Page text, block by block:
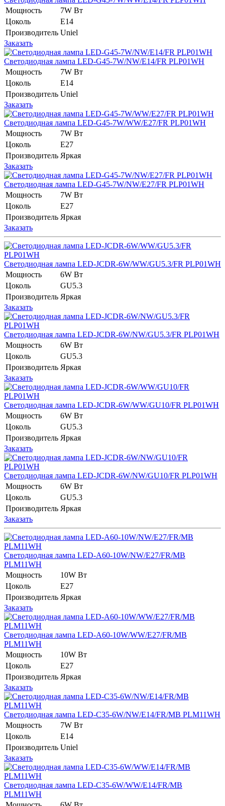
Мощность
7W Вт
Цоколь
E14
Производитель Uniel
Заказать
Светодиодная лампа LED-G45-7W/NW/E14/FR PLP01WH
Мощность
7W Вт
Цоколь
E14
Производитель Uniel
Заказать
Светодиодная лампа LED-G45-7W/WW/E27/FR PLP01WH
Мощность
7W Вт
Цоколь
E27
Производитель Яркая
Заказать
Светодиодная лампа LED-G45-7W/NW/E27/FR PLP01WH
Мощность
7W Вт
Цоколь
E27
Производитель Яркая
Заказать
Светодиодная лампа LED-JCDR-6W/WW/GU5.3/FR PLP01WH
Мощность
6W Вт
Цоколь
GU5.3
Производитель Яркая
Заказать
Светодиодная лампа LED-JCDR-6W/NW/GU5.3/FR PLP01WH
Мощность
6W Вт
Цоколь
GU5.3
Производитель Яркая
Заказать
Светодиодная лампа LED-JCDR-6W/WW/GU10/FR PLP01WH
Мощность
6W Вт
Цоколь
GU5.3
Производитель Яркая
Заказать
Светодиодная лампа LED-JCDR-6W/NW/GU10/FR PLP01WH
Мощность
6W Вт
Цоколь
GU5.3
Производитель Яркая
Заказать
Светодиодная лампа LED-A60-10W/NW/E27/FR/MB
PLM11WH
Мощность
10W Вт
Цоколь
E27
Производитель Яркая
Заказать
Светодиодная лампа LED-A60-10W/WW/E27/FR/MB
PLM11WH
Мощность
10W Вт
Цоколь
E27
Производитель Яркая
Заказать
Светодиодная лампа LED-C35-6W/NW/E14/FR/MB PLM11WH
Мощность
7W Вт
Цоколь
E14
Производитель Uniel
Заказать
Светодиодная лампа LED-C35-6W/WW/E14/FR/MB
PLM11WH